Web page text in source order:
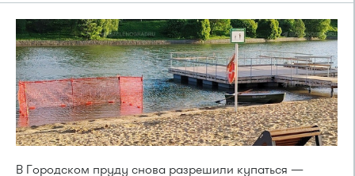
В Городском пруду снова разрешили купаться —